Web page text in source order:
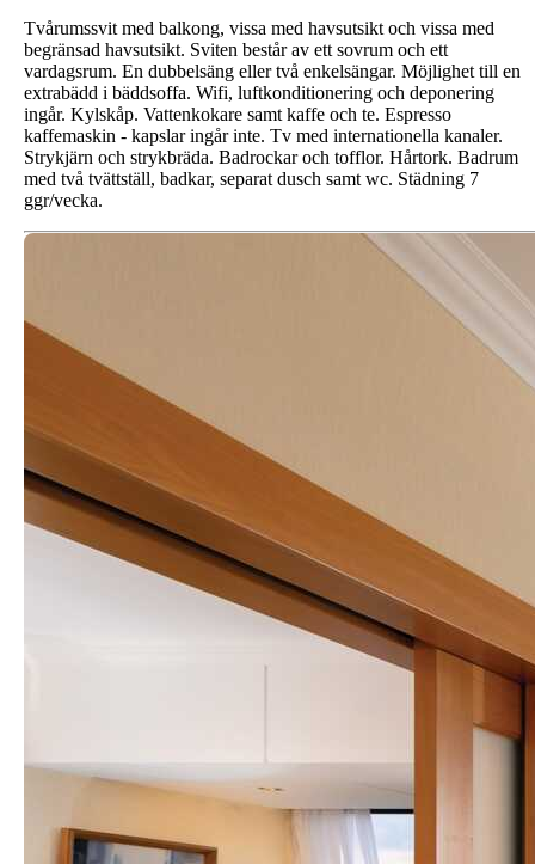
Tvårumssvit med balkong, vissa med havsutsikt och vissa med
begränsad havsutsikt. Sviten består av ett sovrum och ett
vardagsrum. En dubbelsäng eller två enkelsängar. Möjlighet till en
extrabädd i bäddsoffa. Wifi, luftkonditionering och deponering
ingår. Kylskåp. Vattenkokare samt kaffe och te. Espresso
kaffemaskin - kapslar ingår inte. Tv med internationella kanaler.
Strykjärn och strykbräda. Badrockar och tofflor. Hårtork. Badrum
med två tvättställ, badkar, separat dusch samt wc. Städning 7
ggr/vecka.